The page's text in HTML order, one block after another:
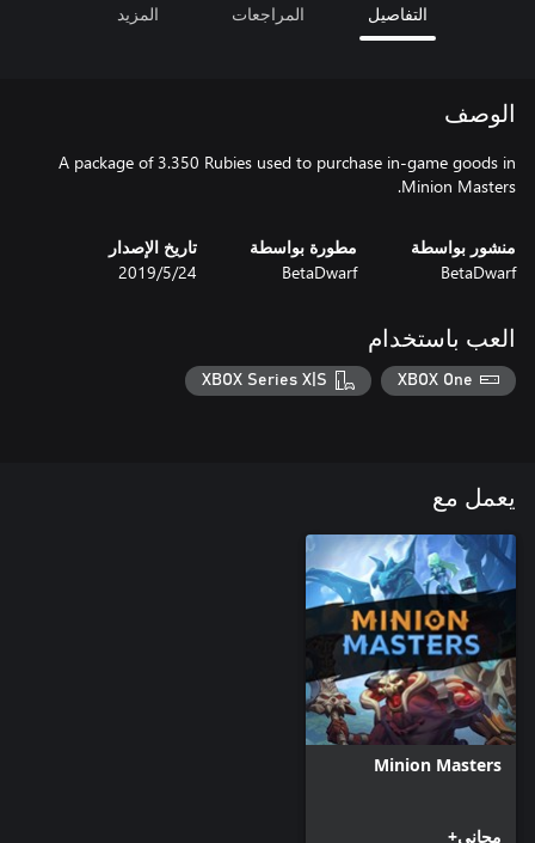
التفاصيل المراجعات المزيد
الوصف
A package of 3.350 Rubies used to purchase in-game goods in
Minion Masters.
منشور بواسطة
BetaDwarf
مطورة بواسطة
BetaDwarf
تاريخ الإصدار
24‏/5‏/2019
العب باستخدام
XBOX One
XBOX Series X|S
يعمل مع
Minion Masters
مجاني+